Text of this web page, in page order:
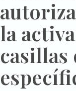
la
casillas